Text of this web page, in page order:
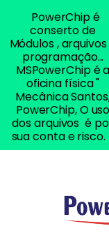
PowerChip é
conserto de
Módulos ,
programação...
MSPowerChip é a
oficina física "
Mecânica
PowerChip, O uso
dos arquivos é
sua conta e